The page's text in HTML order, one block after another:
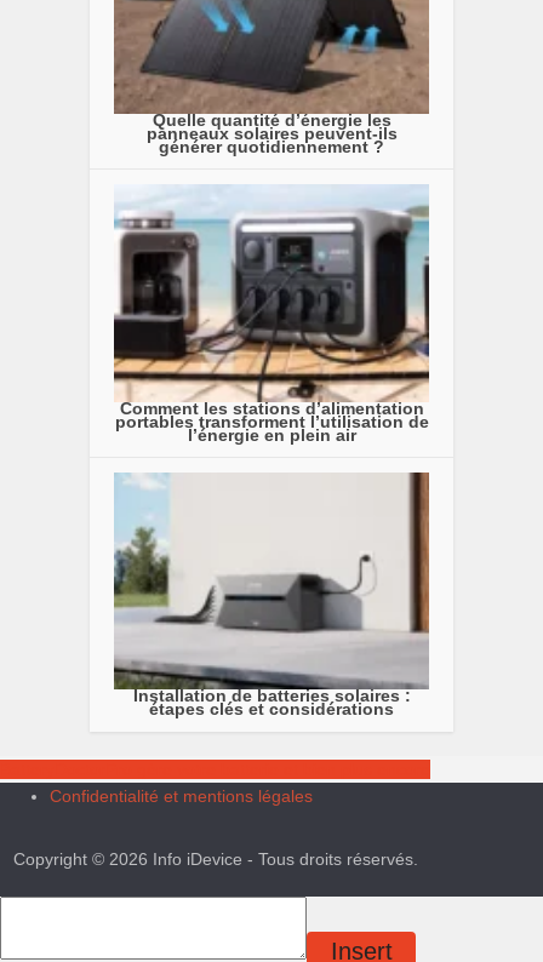
Quelle quantité d’énergie les
panneaux solaires peuvent-ils
générer quotidiennement ?
Comment les stations d’alimentation
portables transforment l’utilisation de
l’énergie en plein air
Installation de batteries solaires :
étapes clés et considérations
Confidentialité et mentions légales
Copyright © 2026 Info iDevice - Tous droits réservés.
Insert